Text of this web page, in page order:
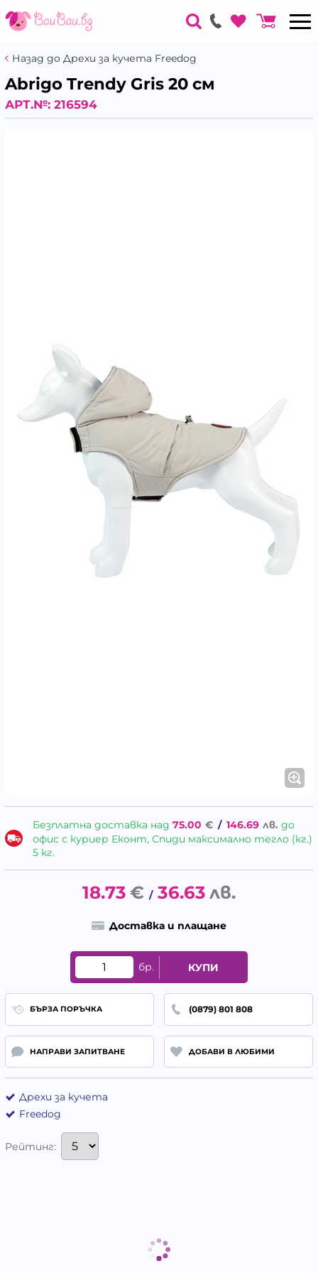
Назад до Дрехи за кучета Freedog
Abrigo Trendy Gris 20 см
АРТ.№: 216594
Безплатна доставка над 75.00 € / 146.69 лв. до
офис с куриер Еконт, Спиди максимално тегло (кг.)
5 кг.
18.73 € / 36.63 лв.
Доставка и плащане
бр. КУПИ
БЪРЗА ПОРЪЧКА (0879) 801 808
НАПРАВИ ЗАПИТВАНЕ ДОБАВИ В ЛЮБИМИ
Дрехи за кучета
Freedog
Рейтинг: